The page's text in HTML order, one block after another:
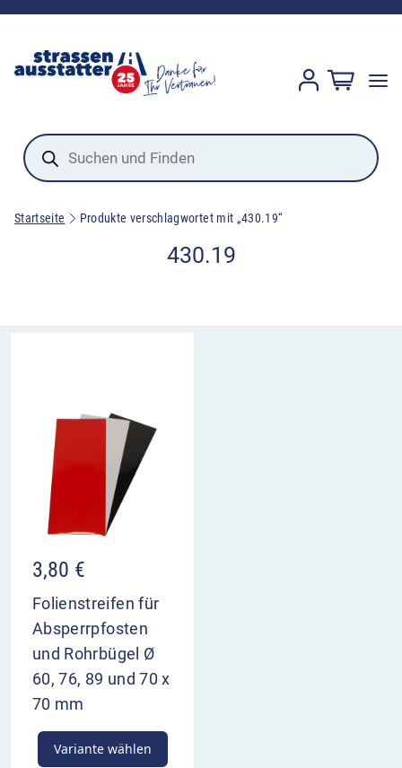
Products
search
Startseite Produkte verschlagwortet mit „430.19“
430.19
3,80 €
Folienstreifen für
Absperrpfosten
und Rohrbügel Ø
60, 76, 89 und 70 x
70 mm
Variante wählen